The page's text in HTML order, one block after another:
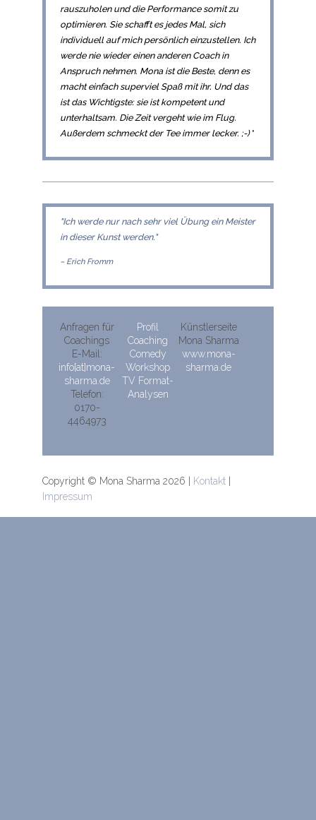
rauszuholen und die Performance somit zu
optimieren. Sie schafft es jedes Mal, sich
individuell auf mich persönlich einzustellen. Ich
werde nie wieder einen anderen Coach in
Anspruch nehmen. Mona ist die Beste, denn es
macht einfach superviel Spaß mit ihr. Und das
ist das Wichtigste: sie ist kompetent und
unterhaltsam. Die Zeit vergeht wie im Flug.
Außerdem schmeckt der Tee immer lecker. ;-)"
"Ich werde nur nach sehr viel Übung ein Meister
in dieser Kunst werden."
– Erich Fromm
Anfragen für
Coachings
E-Mail:
info[at]mona-
sharma.de
Telefon:
0170-
4464973
Profil
Coaching
Comedy
Workshop
TV Format-
Analysen
Künstlerseite
Mona Sharma
www.mona-
sharma.de
Copyright © Mona Sharma 2026 | Kontakt |
Impressum